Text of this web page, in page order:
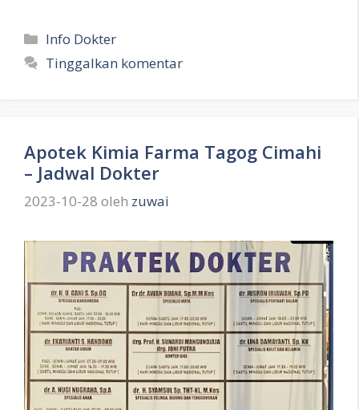
Kategori
Info Dokter
Tinggalkan komentar
Apotek Kimia Farma Tagog Cimahi
– Jadwal Dokter
2023-10-28 oleh zuwai